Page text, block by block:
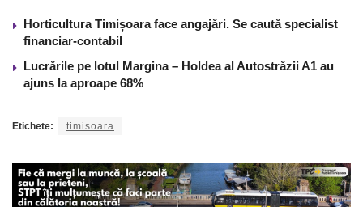
Horticultura Timișoara face angajări. Se caută specialist
financiar-contabil
Lucrările pe lotul Margina – Holdea al Autostrăzii A1 au
ajuns la aproape 68%
Etichete: timisoara